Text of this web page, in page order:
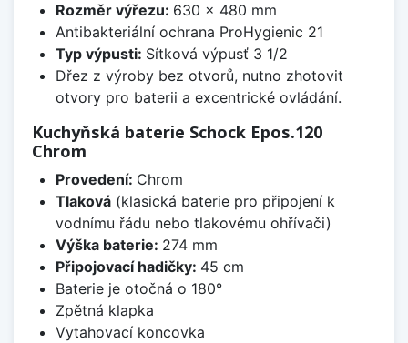
Rozměr výřezu: 630 x 480 mm
Antibakteriální ochrana ProHygienic 21
Typ výpusti: Sítková výpusť 3 1/2
Dřez z výroby bez otvorů, nutno zhotovit
otvory pro baterii a excentrické ovládání.
Kuchyňská baterie Schock Epos.120
Chrom
Provedení: Chrom
Tlaková(klasická baterie pro připojení k
vodnímu řádu nebo tlakovému ohřívači)
Výška baterie: 274 mm
Připojovací hadičky: 45 cm
Baterie je otočná o 180°
Zpětná klapka
Vytahovací koncovka